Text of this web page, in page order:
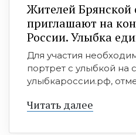
Жителей Брянской
приглашают на
России. Улыбка
Для участия
портрет с улыбкой на
улыбкароссии.рф,
Читать далее